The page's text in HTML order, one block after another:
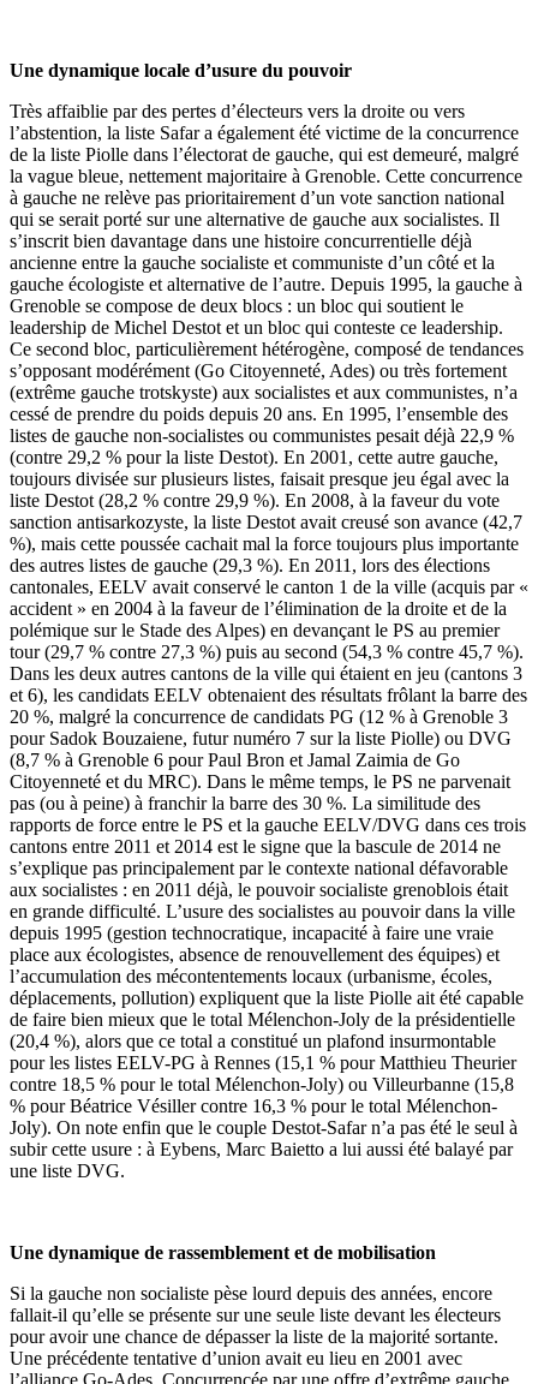
Une dynamique locale d’usure du pouvoir
Très affaiblie par des pertes d’électeurs vers la droite ou vers
l’abstention, la liste Safar a également été victime de la concurrence
de la liste Piolle dans l’électorat de gauche, qui est demeuré, malgré
la vague bleue, nettement majoritaire à Grenoble. Cette concurrence
à gauche ne relève pas prioritairement d’un vote sanction national
qui se serait porté sur une alternative de gauche aux socialistes. Il
s’inscrit bien davantage dans une histoire concurrentielle déjà
ancienne entre la gauche socialiste et communiste d’un côté et la
gauche écologiste et alternative de l’autre. Depuis 1995, la gauche à
Grenoble se compose de deux blocs : un bloc qui soutient le
leadership de Michel Destot et un bloc qui conteste ce leadership.
Ce second bloc, particulièrement hétérogène, composé de tendances
s’opposant modérément (Go Citoyenneté, Ades) ou très fortement
(extrême gauche trotskyste) aux socialistes et aux communistes, n’a
cessé de prendre du poids depuis 20 ans. En 1995, l’ensemble des
listes de gauche non-socialistes ou communistes pesait déjà 22,9 %
(contre 29,2 % pour la liste Destot). En 2001, cette autre gauche,
toujours divisée sur plusieurs listes, faisait presque jeu égal avec la
liste Destot (28,2 % contre 29,9 %). En 2008, à la faveur du vote
sanction antisarkozyste, la liste Destot avait creusé son avance (42,7
%), mais cette poussée cachait mal la force toujours plus importante
des autres listes de gauche (29,3 %). En 2011, lors des élections
cantonales, EELV avait conservé le canton 1 de la ville (acquis par «
accident » en 2004 à la faveur de l’élimination de la droite et de la
polémique sur le Stade des Alpes) en devançant le PS au premier
tour (29,7 % contre 27,3 %) puis au second (54,3 % contre 45,7 %).
Dans les deux autres cantons de la ville qui étaient en jeu (cantons 3
et 6), les candidats EELV obtenaient des résultats frôlant la barre des
20 %, malgré la concurrence de candidats PG (12 % à Grenoble 3
pour Sadok Bouzaiene, futur numéro 7 sur la liste Piolle) ou DVG
(8,7 % à Grenoble 6 pour Paul Bron et Jamal Zaimia de Go
Citoyenneté et du MRC). Dans le même temps, le PS ne parvenait
pas (ou à peine) à franchir la barre des 30 %. La similitude des
rapports de force entre le PS et la gauche EELV/DVG dans ces trois
cantons entre 2011 et 2014 est le signe que la bascule de 2014 ne
s’explique pas principalement par le contexte national défavorable
aux socialistes : en 2011 déjà, le pouvoir socialiste grenoblois était
en grande difficulté. L’usure des socialistes au pouvoir dans la ville
depuis 1995 (gestion technocratique, incapacité à faire une vraie
place aux écologistes, absence de renouvellement des équipes) et
l’accumulation des mécontentements locaux (urbanisme, écoles,
déplacements, pollution) expliquent que la liste Piolle ait été capable
de faire bien mieux que le total Mélenchon-Joly de la présidentielle
(20,4 %), alors que ce total a constitué un plafond insurmontable
pour les listes EELV-PG à Rennes (15,1 % pour Matthieu Theurier
contre 18,5 % pour le total Mélenchon-Joly) ou Villeurbanne (15,8
% pour Béatrice Vésiller contre 16,3 % pour le total Mélenchon-
Joly). On note enfin que le couple Destot-Safar n’a pas été le seul à
subir cette usure : à Eybens, Marc Baietto a lui aussi été balayé par
une liste DVG.
Une dynamique de rassemblement et de mobilisation
Si la gauche non socialiste pèse lourd depuis des années, encore
fallait-il qu’elle se présente sur une seule liste devant les électeurs
pour avoir une chance de dépasser la liste de la majorité sortante.
Une précédente tentative d’union avait eu lieu en 2001 avec
l’alliance Go-Ades. Concurrencée par une offre d’extrême gauche